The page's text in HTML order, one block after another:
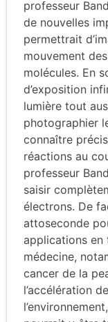
professeur
de nouvelles
permettrait
mouvement
molécules. En
d’exposition
lumière tout
photographier
connaître
réactions au
professeur
saisir
électrons. De
attoseconde
applications en
médecine,
cancer de la
l’accélération